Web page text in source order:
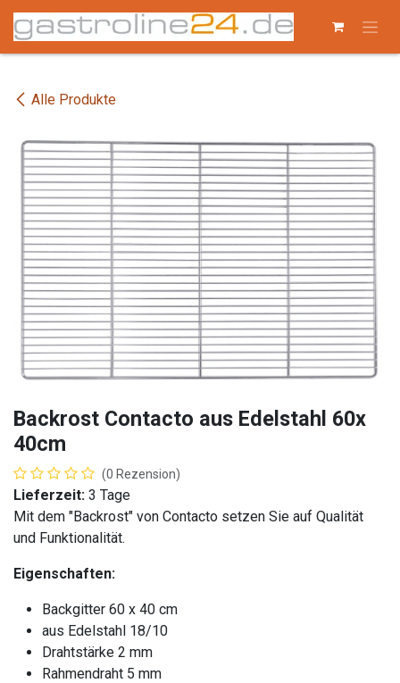
Zum Inhalt springen
Alle Produkte
Backrost Contacto aus Edelstahl 60x
40cm
(0 Rezension)
Lieferzeit: 3 Tage
Mit dem "Backrost" von Contacto setzen Sie auf Qualität
und Funktionalität.
Eigenschaften:
Backgitter 60 x 40 cm
aus Edelstahl 18/10
Drahtstärke 2 mm
Rahmendraht 5 mm